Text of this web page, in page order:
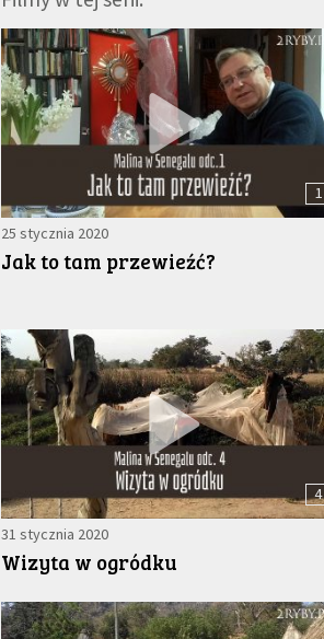
1
25 stycznia 2020
Jak to tam przewieźć?
4
31 stycznia 2020
Wizyta w ogródku